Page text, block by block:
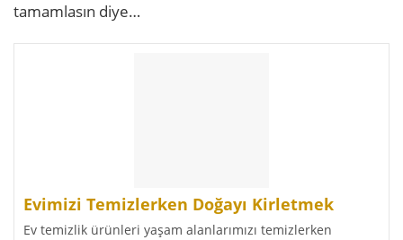
tamamlasın diye…
Evimizi Temizlerken Doğayı Kirletmek
Ev temizlik ürünleri yaşam alanlarımızı temizlerken